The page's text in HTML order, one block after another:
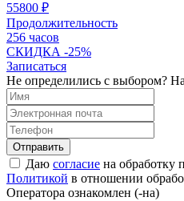
55800 ₽
Продолжительность
256 часов
СКИДКА -25%
Записаться
Не определились с выбором?
Отправить
Даю согласие на обработку
Политикой в отношении
Оператора ознакомлен (-на)